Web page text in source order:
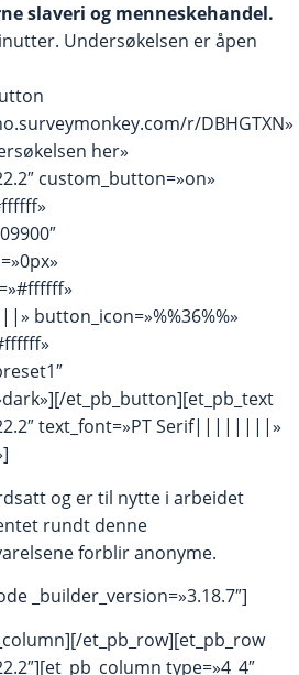
slaveri og menneskehandel.
Undersøkelsen er åpen
r/DBHGTXN»
her»
custom_button=»on»
et_pb_button][et_pb_text
text_font=»PT Serif||||||||»
og er til nytte i arbeidet
rundt denne
forblir anonyme.
_builder_version=»3.18.7″]
et_pb_row][et_pb_row
type=»4_4″